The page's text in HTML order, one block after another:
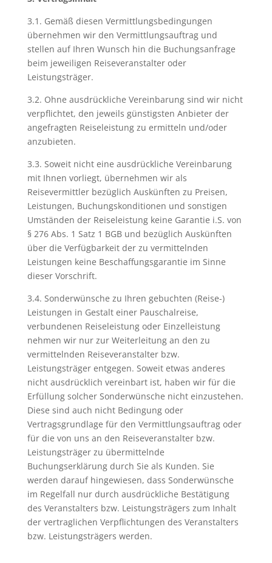
3.1. Gemäß diesen Vermittlungsbedingungen
übernehmen wir den Vermittlungsauftrag und
stellen auf Ihren Wunsch hin die Buchungsanfrage
beim jeweiligen Reiseveranstalter oder
Leistungsträger.
3.2. Ohne ausdrückliche Vereinbarung sind wir nicht
verpflichtet, den jeweils günstigsten Anbieter der
angefragten Reiseleistung zu ermitteln und/oder
anzubieten.
3.3. Soweit nicht eine ausdrückliche Vereinbarung
mit Ihnen vorliegt, übernehmen wir als
Reisevermittler bezüglich Auskünften zu Preisen,
Leistungen, Buchungskonditionen und sonstigen
Umständen der Reiseleistung keine Garantie i.S. von
§ 276 Abs. 1 Satz 1 BGB und bezüglich Auskünften
über die Verfügbarkeit der zu vermittelnden
Leistungen keine Beschaffungsgarantie im Sinne
dieser Vorschrift.
3.4. Sonderwünsche zu Ihren gebuchten (Reise-)
Leistungen in Gestalt einer Pauschalreise,
verbundenen Reiseleistung oder Einzelleistung
nehmen wir nur zur Weiterleitung an den zu
vermittelnden Reiseveranstalter bzw.
Leistungsträger entgegen. Soweit etwas anderes
nicht ausdrücklich vereinbart ist, haben wir für die
Erfüllung solcher Sonderwünsche nicht einzustehen.
Diese sind auch nicht Bedingung oder
Vertragsgrundlage für den Vermittlungsauftrag oder
für die von uns an den Reiseveranstalter bzw.
Leistungsträger zu übermittelnde
Buchungserklärung durch Sie als Kunden. Sie
werden darauf hingewiesen, dass Sonderwünsche
im Regelfall nur durch ausdrückliche Bestätigung
des Veranstalters bzw. Leistungsträgers zum Inhalt
der vertraglichen Verpflichtungen des Veranstalters
bzw. Leistungsträgers werden.